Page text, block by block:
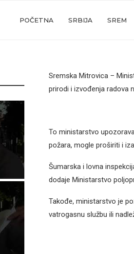
POČETNA SRBIJA SREM
Sremska Mitrovica –
prirodi i izvođenja radova
To ministarstvo
požara, mogle proširiti i
Šumarska i lovna
dodaje Ministarstvo
Takođe, ministarstvo je
vatrogasnu službu ili